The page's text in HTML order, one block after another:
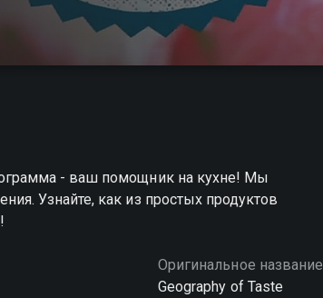
- ваш помощник на кухне! Мы
Узнайте, как из простых продуктов
Оригинальное название
Geography of Taste